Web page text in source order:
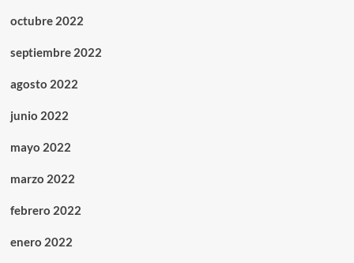
octubre 2022
septiembre 2022
agosto 2022
junio 2022
mayo 2022
marzo 2022
febrero 2022
enero 2022